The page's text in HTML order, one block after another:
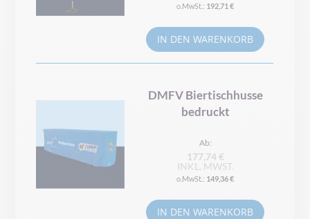
192,71 €
IN DEN WARENKORB
DMFV Biertischhusse
bedruckt
Ab
177,74 €
INKL. MWST.
149,36 €
IN DEN WARENKORB